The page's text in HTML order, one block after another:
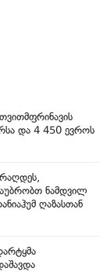
და 4 450 ევროს
ნამდვილ
ღაზასთან